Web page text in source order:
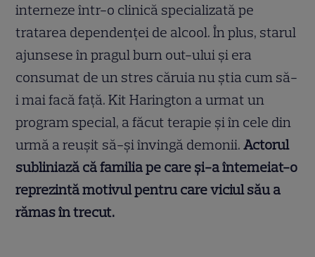
interneze într-o clinică specializată pe
tratarea dependenței de alcool. În plus, starul
ajunsese în pragul burn out-ului și era
consumat de un stres căruia nu știa cum să-
i mai facă față. Kit Harington a urmat un
program special, a făcut terapie și în cele din
urmă a reușit să-și învingă demonii.Actorul
subliniază că familia pe care și-a întemeiat-o
reprezintă motivul pentru care viciul său a
rămas în trecut.